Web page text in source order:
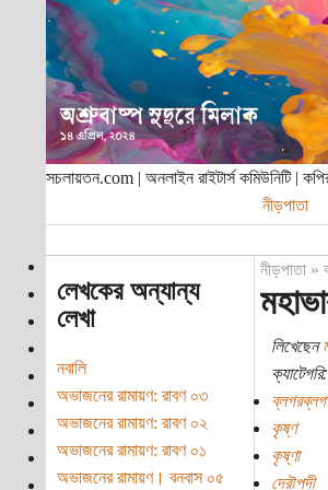
সচলায়তন.com | অনলাইন রাইটার্স কমিউনিটি |
নীড়পাতা
লেখকের অন্যান্য
লেখা
নবালি
অভাজনের রামায়ণ: রাবণ ০৩
অভাজনের রামায়ণ: রাবণ ০২
অভাজনের রামায়ণ: রাবণ ০১
অভাজনের রামায়ণ। বনবাস ০৫
নীড়পাতা»
লিখেছেন
ক্যাটেগরি:
কৃষ্ণ
কৃষ্ণা
দ্রৌপদী